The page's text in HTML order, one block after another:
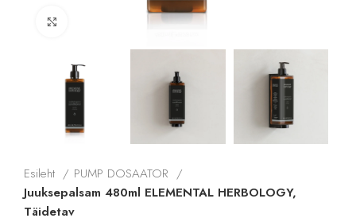
Click to enlarge
Esileht
PUMP DOSAATOR
Juuksepalsam 480ml ELEMENTAL HERBOLOGY,
Täidetav